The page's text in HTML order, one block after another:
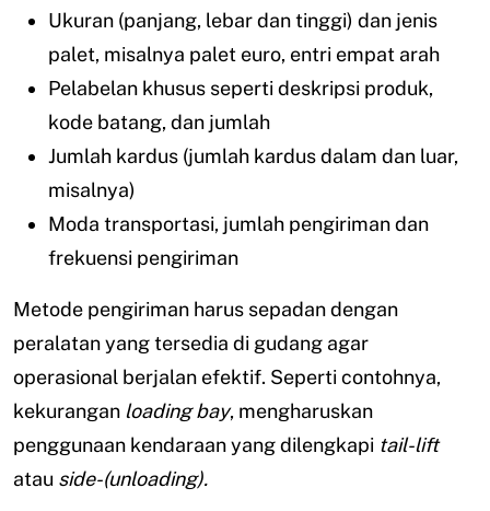
Ukuran (panjang, lebar dan tinggi) dan jenis
palet, misalnya palet euro, entri empat arah
Pelabelan khusus seperti deskripsi produk,
kode batang, dan jumlah
Jumlah kardus (jumlah kardus dalam dan luar,
misalnya)
Moda transportasi, jumlah pengiriman dan
frekuensi pengiriman
Metode pengiriman harus sepadan dengan
peralatan yang tersedia di gudang agar
operasional berjalan efektif. Seperti contohnya,
kekurangan loading bay, mengharuskan
penggunaan kendaraan yang dilengkapi tail-lift
atau side-(unloading).